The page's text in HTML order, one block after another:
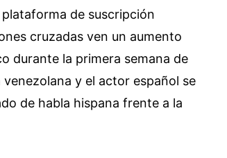
de suscripción
cruzadas ven un aumento
durante la primera semana de
y el actor español se
de habla hispana frente a la